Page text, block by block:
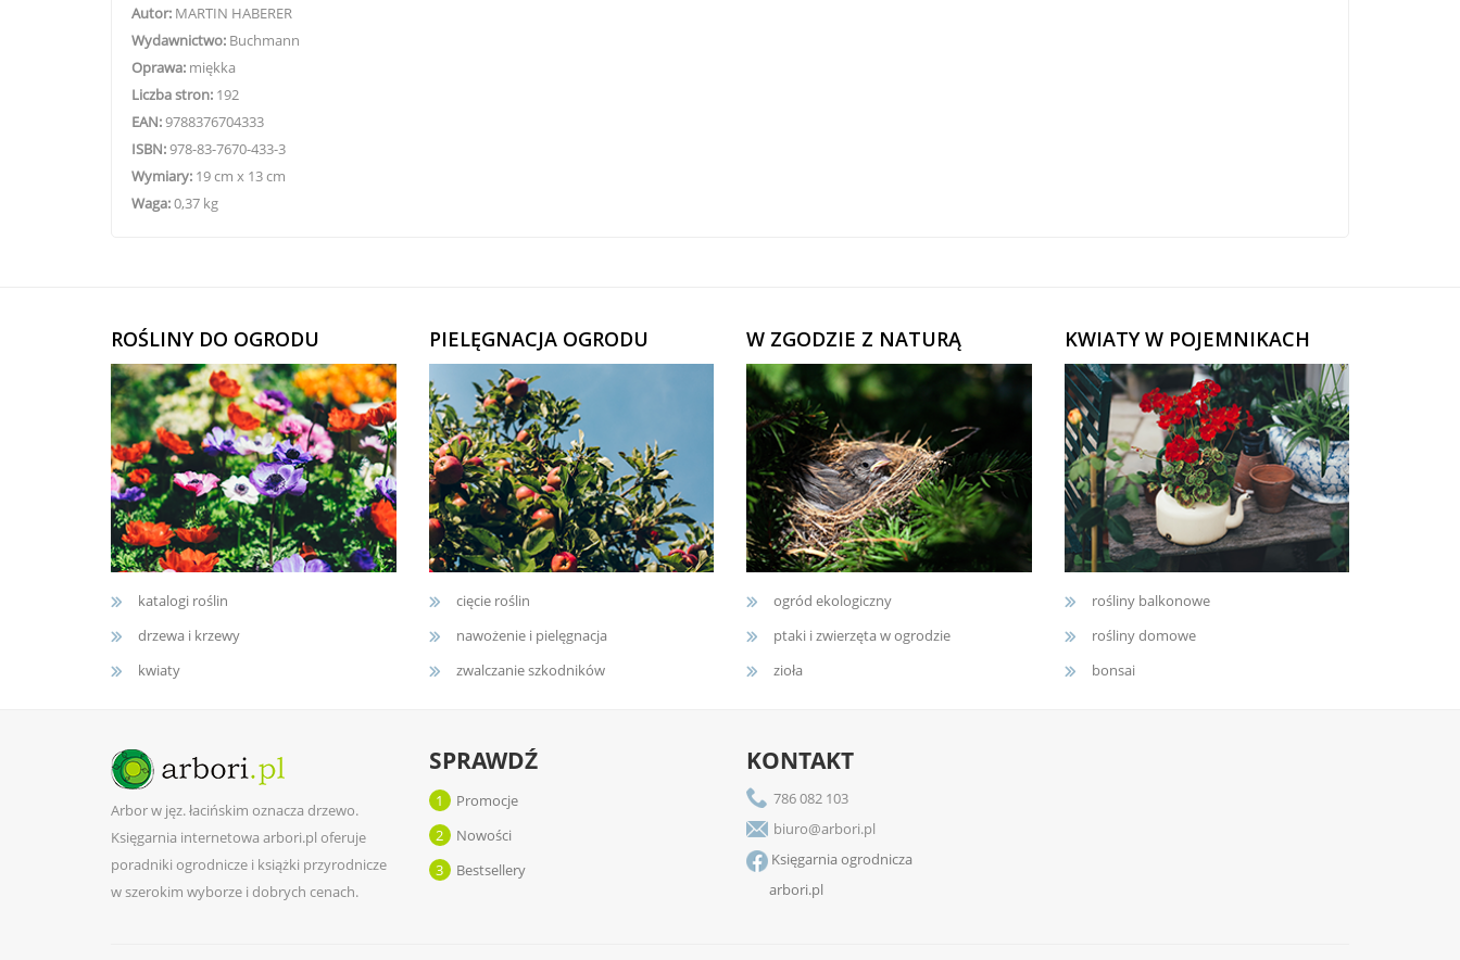
Autor: MARTIN HABERER
Wydawnictwo: Buchmann
Oprawa: miękka
Liczba stron: 192
EAN:9788376704333
ISBN:978-83-7670-433-3
Wymiary: 19 cm x 13 cm
Waga:0,37 kg
ROŚLINY DO OGRODU
katalogi roślin
drzewa i krzewy
kwiaty
PIELĘGNACJA OGRODU
cięcie roślin
nawożenie i pielęgnacja
zwalczanie szkodników
W ZGODZIE Z NATURĄ
ogród ekologiczny
ptaki i zwierzęta w ogrodzie
zioła
KWIATY W POJEMNIKACH
rośliny balkonowe
rośliny domowe
bonsai
Arbor w jęz. łacińskim oznacza drzewo.
Księgarnia internetowa arbori.pl oferuje
poradniki ogrodnicze i książki przyrodnicze
w szerokim wyborze i dobrych cenach.
SPRAWDŹ
Promocje
1
Nowości
2
Bestsellery
3
KONTAKT
786 082 103
biuro@arbori.pl
Księgarnia ogrodnicza
arbori.pl